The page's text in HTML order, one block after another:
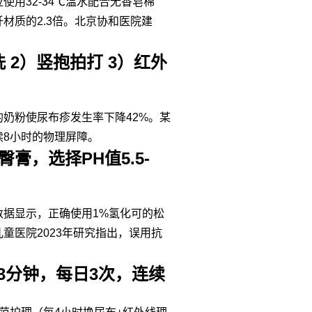
质的2.3倍。北京协和医院建
2）竖抱拍打 3）红外
粉使尿布疹发生率下降42%。某
小时的物理屏障。
膏，选择PH值5.5-
显示，正确使用1%氢化可的松
医院2023年研究指出，误用抗
钟，每日3次，连续